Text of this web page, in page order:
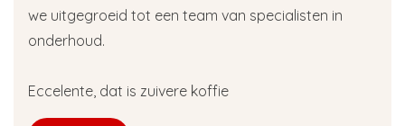
we uitgegroeid tot een team van specialisten in
onderhoud.
Eccelente, dat is zuivere koffie